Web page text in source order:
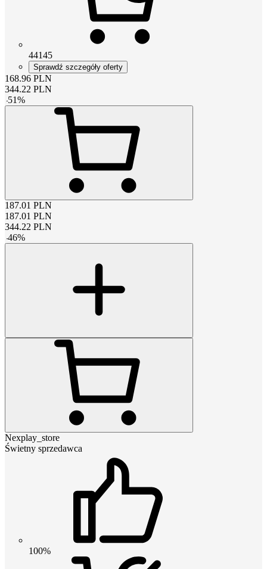
44145
Sprawdź szczegóły oferty
168.96 PLN
344.22 PLN
-51%
187.01 PLN
187.01 PLN
344.22 PLN
-46%
Nexplay_store
Świetny sprzedawca
100%